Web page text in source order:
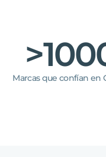
Marcas que confían en